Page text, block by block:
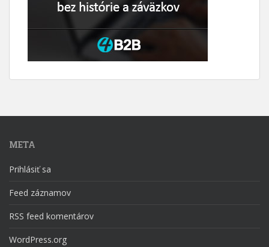
META
Prihlásiť sa
Feed záznamov
RSS feed komentárov
WordPress.org